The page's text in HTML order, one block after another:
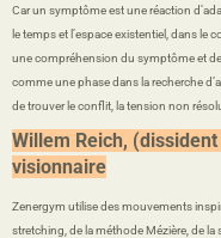
Car un symptôme est une réaction
le temps et l’espace existentiel, dans
une compréhension du symptôme et
comme une phase dans la recherche
de trouver le conflit, la tension non
Willem Reich,
visionnaire
Zenergym utilise des mouvements
stretching, de la méthode Mézière, de